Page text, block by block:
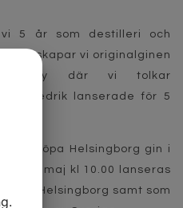
5 år som destilleri och
återskapar vi originalginen
där vi tolkar
Fredrik lanserade för 5
att köpa Helsingborg gin i
den 4 maj kl 10.00 lanseras
i Helsingborg samt som